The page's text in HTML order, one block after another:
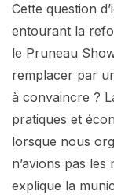
Cette question
entourant la
le Pruneau
remplacer par
à convaincre ?
pratiques et
lorsque nous
n’avions pas
explique la